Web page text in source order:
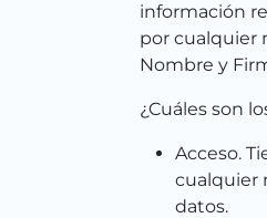
información
por cualquier
Nombre y
¿Cuáles son
Acceso.
cualquier
datos.